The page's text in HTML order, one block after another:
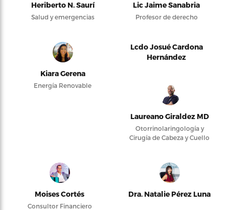
Heriberto N. Saurí
Salud y emergencias
Lic Jaime Sanabria
Profesor de derecho
Kiara Gerena
Energía Renovable
Lcdo Josué Cardona
Hernández
Laureano Giraldez MD
Otorrinolaringología y
Cirugía de Cabeza y Cuello
Moises Cortés
Consultor Financiero
Dra. Natalie Pérez Luna